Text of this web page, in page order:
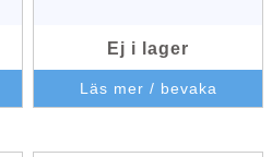
Ej i lager
Läs mer / bevaka